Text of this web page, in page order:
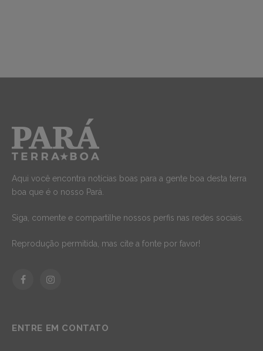
Aqui você encontra notícias boas para a gente boa desta terra
boa que é o nosso Pará.
Siga, comente e compartilhe nossos perfis nas redes sociais.
Reprodução permitida, mas cite a fonte por favor!
FacebookInstagram
ENTRE EM CONTATO